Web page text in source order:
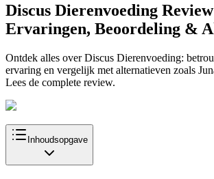
Discus Dierenvoeding
Ervaringen, Beoordeling &
Ontdek alles over Discus Dierenvoeding:
ervaring en vergelijk met alternatieven zoals
Lees de complete review.
Inhoudsopgave